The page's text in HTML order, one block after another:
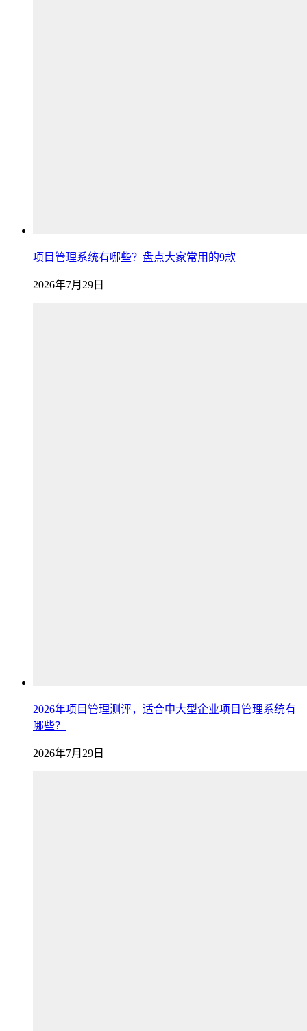
项目管理系统有哪些？盘点大家常用的9款
2026年7月29日
2026年项目管理测评，适合中大型企业项目管理系统有
哪些？
2026年7月29日